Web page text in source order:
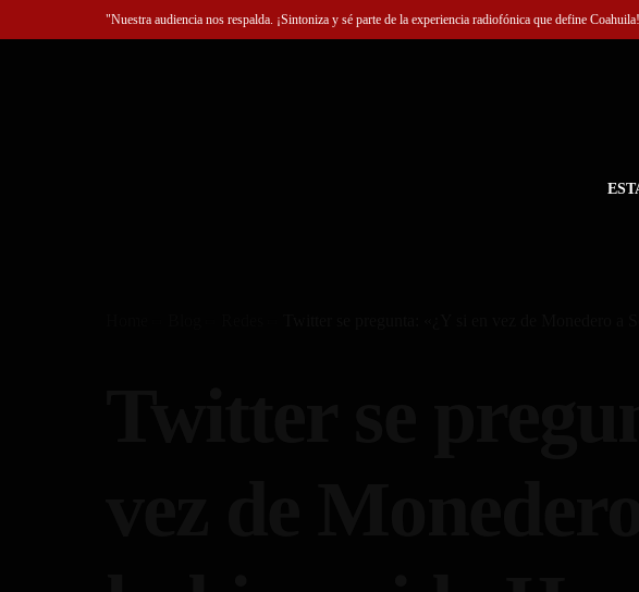
"Nuestra audiencia nos respalda. ¡Sintoniza y sé parte de la experiencia radiofónica que define